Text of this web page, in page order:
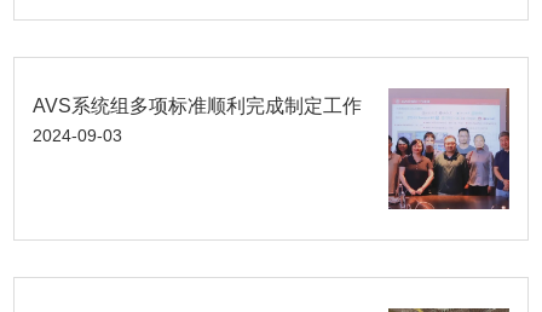
AVS系统组多项标准顺利完成制定工作
2024-09-03